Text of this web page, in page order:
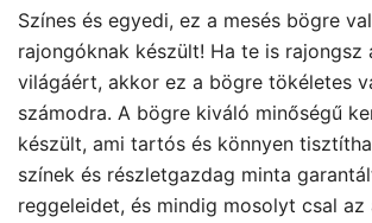
Színes és egyedi, ez a mesés bögre
rajongóknak készült! Ha te is rajongsz
világáért, akkor ez a bögre tökéletes
számodra. A bögre kiváló minőségű
készült, ami tartós és könnyen
színek és részletgazdag minta
reggeleidet, és mindig mosolyt csal